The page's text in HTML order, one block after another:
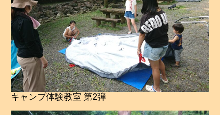
キャンプ体験教室 第2弾